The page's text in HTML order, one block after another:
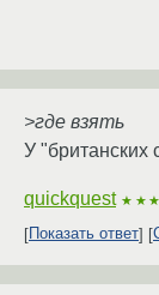
>где взять
У "британских
quickquest
Показать ответ